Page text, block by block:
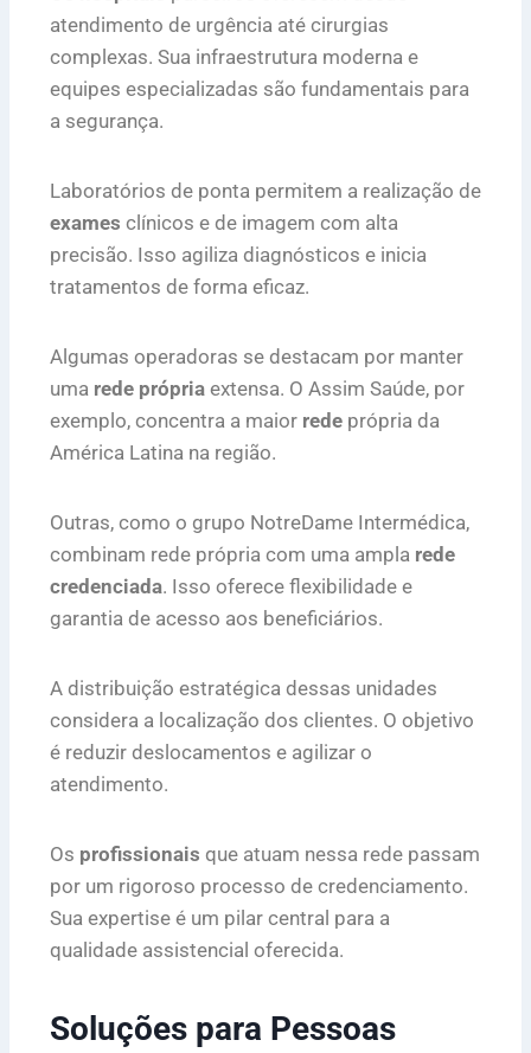
atendimento de urgência até cirurgias
complexas. Sua infraestrutura moderna e
equipes especializadas são fundamentais para
a segurança.
Laboratórios de ponta permitem a realização de
exames clínicos e de imagem com alta
precisão. Isso agiliza diagnósticos e inicia
tratamentos de forma eficaz.
Algumas operadoras se destacam por manter
uma rede própria extensa. O Assim Saúde, por
exemplo, concentra a maior rede própria da
América Latina na região.
Outras, como o grupo NotreDame Intermédica,
combinam rede própria com uma ampla rede
credenciada. Isso oferece flexibilidade e
garantia de acesso aos beneficiários.
A distribuição estratégica dessas unidades
considera a localização dos clientes. O objetivo
é reduzir deslocamentos e agilizar o
atendimento.
Os profissionais que atuam nessa rede passam
por um rigoroso processo de credenciamento.
Sua expertise é um pilar central para a
qualidade assistencial oferecida.
Soluções para Pessoas